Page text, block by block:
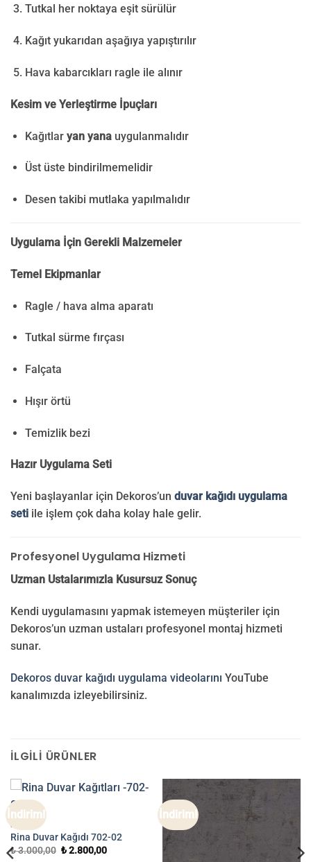
Tutkal her noktaya eşit sürülür
Kağıt yukarıdan aşağıya yapıştırılır
Hava kabarcıkları ragle ile alınır
Kesim ve Yerleştirme İpuçları
Kağıtlar yan yanauygulanmalıdır
Üst üste bindirilmemelidir
Desen takibi mutlaka yapılmalıdır
Uygulama İçin Gerekli Malzemeler
Temel Ekipmanlar
Ragle / hava alma aparatı
Tutkal sürme fırçası
Falçata
Hışır örtü
Temizlik bezi
Hazır Uygulama Seti
Yeni başlayanlar için Dekoros’un duvar kağıdı uygulama
seti ile işlem çok daha kolay hale gelir.
Profesyonel Uygulama Hizmeti
Uzman Ustalarımızla Kusursuz Sonuç
Kendi uygulamasını yapmak istemeyen müşteriler için
Dekoros’un uzman ustaları profesyonel montaj hizmeti
sunar.
Dekoros duvar kağıdı uygulama videolarını YouTube
kanalımızda izleyebilirsiniz.
İLGILI ÜRÜNLER
İndirim!
RINA
Rina Duvar Kağıdı 702-02
₺3.000,00 Orijinal
₺2.800,00Şu
İndirim!